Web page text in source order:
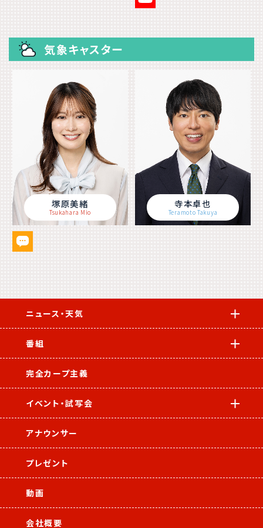
気象キャスター
塚原美緒
Tsukahara Mio
寺本卓也
Teramoto Takuya
ニュース・天気
番組
完全カープ主義
イベント・試写会
アナウンサー
プレゼント
動画
会社概要